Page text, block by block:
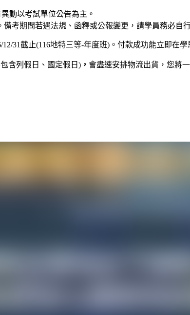
動以考試單位公告為主。
考期間若遇法規、函釋或公報變更，請學員務必自
12/31截止(116地特三等-年度班)。付款成功能立即在學
含列假日、國定假日) ， 會盡速安排物流出貨，您將